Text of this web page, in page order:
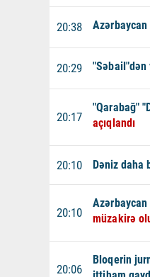
20:38
20:29
20:17
"Qarabağ"
açıqlandı
20:10 Dəniz daha
20:10
müzakirə
20:06
Bloqerin